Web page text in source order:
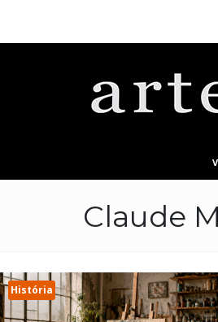
Claude
História